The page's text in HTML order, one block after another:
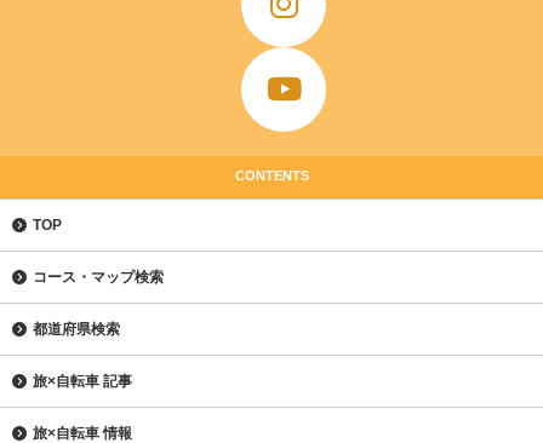
CONTENTS
TOP
コース・マップ検索
都道府県検索
旅×自転車 記事
旅×自転車 情報